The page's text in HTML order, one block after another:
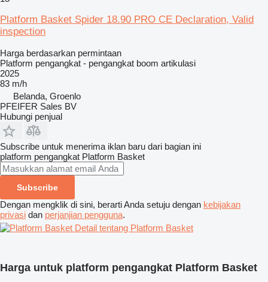
Platform Basket Spider 18.90 PRO CE Declaration, Valid
inspection
Harga berdasarkan permintaan
Platform pengangkat - pengangkat boom artikulasi
2025
83 m/h
Belanda, Groenlo
PFEIFER Sales BV
Hubungi penjual
Subscribe untuk menerima iklan baru dari bagian ini
platform pengangkat Platform Basket
Subscribe
Dengan mengklik di sini, berarti Anda setuju dengan kebijakan
privasi dan perjanjian pengguna.
Detail tentang Platform Basket
Harga untuk platform pengangkat Platform Basket